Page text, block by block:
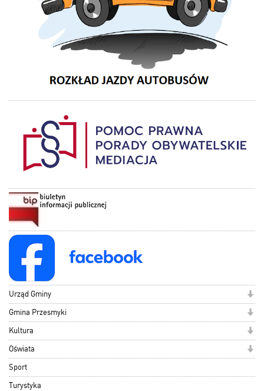
Urząd Gminy
Gmina Przesmyki
Kultura
Oświata
Sport
Turystyka